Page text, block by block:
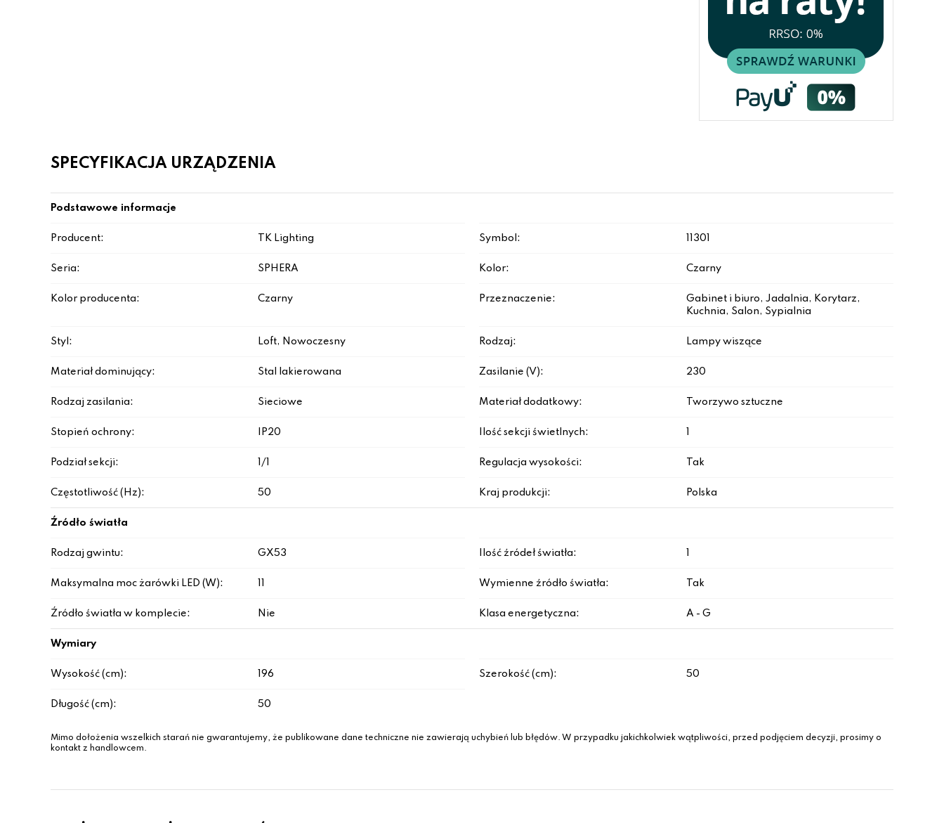
SPECYFIKACJA URZĄDZENIA
Podstawowe informacje
Producent: TK Lighting Symbol: 11301
Seria: SPHERA Kolor: Czarny
Kolor producenta: Czarny Przeznaczenie:
Gabinet i biuro, Jadalnia, Korytarz,
Kuchnia, Salon, Sypialnia
Styl: Loft, Nowoczesny Rodzaj: Lampy wiszące
Materiał dominujący: Stal lakierowana Zasilanie (V): 230
Rodzaj zasilania: Sieciowe Materiał dodatkowy: Tworzywo sztuczne
Stopień ochrony: IP20 Ilość sekcji świetlnych:
Podział sekcji: 1/1 Regulacja wysokości: Tak
Częstotliwość (Hz): 50 Kraj produkcji: Polska
Źródło światła
Rodzaj gwintu: GX53 Ilość źródeł światła:
Maksymalna moc żarówki LED (W): Wymienne źródło światła: Tak
Źródło światła w komplecie: Nie Klasa energetyczna: A - G
Wymiary
Wysokość (cm): 196 Szerokość (cm): 50
Długość (cm): 50
Mimo dołożenia wszelkich starań nie gwarantujemy, że publikowane dane techniczne nie zawierają uchybień lub błędów. W przypadku jakichkolwiek wątpliwości, przed podjęciem decyzji, prosimy o
kontakt z handlowcem.